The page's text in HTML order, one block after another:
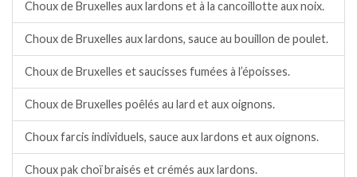
Choux de Bruxelles aux lardons et à la cancoillotte aux noix.
Choux de Bruxelles aux lardons, sauce au bouillon de poulet.
Choux de Bruxelles et saucisses fumées à l’époisses.
Choux de Bruxelles poêlés au lard et aux oignons.
Choux farcis individuels, sauce aux lardons et aux oignons.
Choux pak choï braisés et crémés aux lardons.